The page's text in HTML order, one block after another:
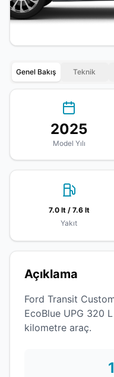
Genel Bakış Teknik
2025
Model Yılı
7.0 lt / 7.6 lt
Yakıt
Açıklama
Ford Transit
EcoBlue UPG 320
kilometre araç.